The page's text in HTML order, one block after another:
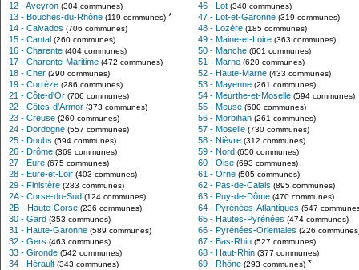
12 - Aveyron (304 communes)
13 - Bouches-du-Rhône (119 communes) *
14 - Calvados (706 communes)
15 - Cantal (260 communes)
16 - Charente (404 communes)
17 - Charente-Maritime (472 communes)
18 - Cher (290 communes)
19 - Corrèze (286 communes)
21 - Côte-d'Or (706 communes)
22 - Côtes-d'Armor (373 communes)
23 - Creuse (260 communes)
24 - Dordogne (557 communes)
25 - Doubs (594 communes)
26 - Drôme (369 communes)
27 - Eure (675 communes)
28 - Eure-et-Loir (403 communes)
29 - Finistère (283 communes)
2A - Corse-du-Sud (124 communes)
2B - Haute-Corse (236 communes)
30 - Gard (353 communes)
31 - Haute-Garonne (589 communes)
32 - Gers (463 communes)
33 - Gironde (542 communes)
34 - Hérault (343 communes)
46 - Lot (340 communes)
47 - Lot-et-Garonne (319 communes)
48 - Lozère (185 communes)
49 - Maine-et-Loire (363 communes)
50 - Manche (601 communes)
51 - Marne (620 communes)
52 - Haute-Marne (433 communes)
53 - Mayenne (261 communes)
54 - Meurthe-et-Moselle (594 communes)
55 - Meuse (500 communes)
56 - Morbihan (261 communes)
57 - Moselle (730 communes)
58 - Nièvre (312 communes)
59 - Nord (650 communes)
60 - Oise (693 communes)
61 - Orne (505 communes)
62 - Pas-de-Calais (895 communes)
63 - Puy-de-Dôme (470 communes)
64 - Pyrénées-Atlantiques (547
65 - Hautes-Pyrénées (474 communes)
66 - Pyrénées-Orientales (226
67 - Bas-Rhin (527 communes)
68 - Haut-Rhin (377 communes)
69 - Rhône (293 communes) *